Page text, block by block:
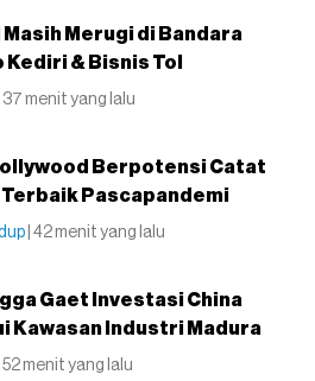
Masih Merugi di Bandara
Kediri & Bisnis Tol
| 37 menit yang lalu
Berpotensi Catat
Terbaik Pascapandemi
| 42 menit yang lalu
Gaet Investasi China
Kawasan Industri Madura
| 52 menit yang lalu